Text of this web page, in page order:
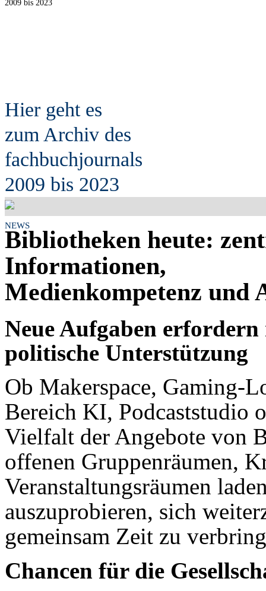
2009 bis 2023
Hier geht es
zum Archiv des
fachbuchjournals
2009 bis 2023
NEWS
Bibliotheken heute:
Informationen,
Medienkompetenz und
Neue Aufgaben
politische Unterstützung
Ob Makerspace, Gaming-
Bereich KI, Podcaststudio
Vielfalt der Angebote von
offenen Gruppenräumen,
Veranstaltungsräumen
auszuprobieren, sich
gemeinsam Zeit zu
Chancen für die